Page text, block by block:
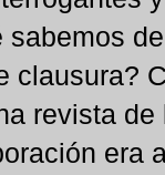
sabemos
clausura?
revista
era